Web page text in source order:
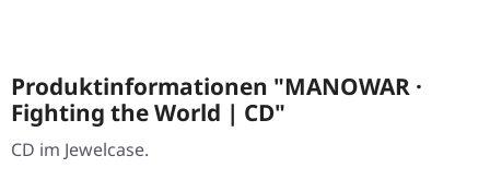
Produktinformationen "MANOWAR ·
Fighting the World | CD"
CD im Jewelcase.